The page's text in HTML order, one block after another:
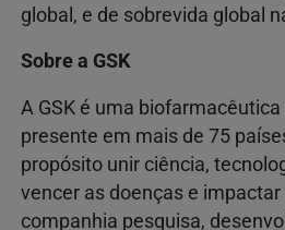
global, e de sobrevida global
Sobre a GSK
A GSK é uma
presente em mais de 75
propósito unir ciência,
vencer as doenças e
companhia pesquisa,